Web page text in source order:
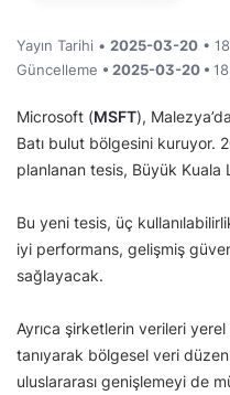
Yayın Tarihi • 2025-03-20 •
Güncelleme • 2025-03-20 •
Microsoft (MSFT),
Batı bulut bölgesini kuruyor.
planlanan tesis, Büyük Kuala
Bu yeni tesis, üç
iyi performans, gelişmiş
sağlayacak.
Ayrıca şirketlerin verileri
tanıyarak bölgesel veri
uluslararası genişlemeyi de